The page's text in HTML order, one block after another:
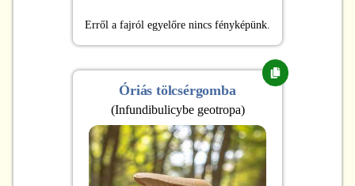
Erről a fajról egyelőre nincs fényképünk.
Óriás tölcsérgomba
(Infundibulicybe geotropa)